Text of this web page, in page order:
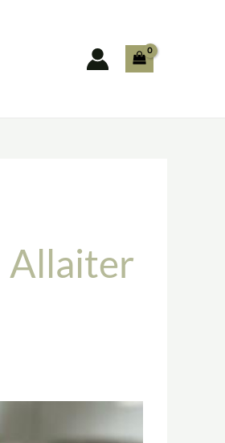
Allaiter